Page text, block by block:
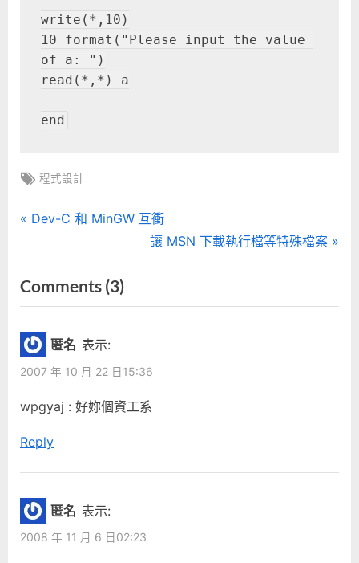
write(*,10)
10 format("Please input the value
of a: ")
read(*,*) a
end
Tags:
程式設計
文
導
覽
P
v
i
o
u
s
s
Dev-C 和 MinGW 互衝
N
t
s
讓 MSN 下載執行檔等特殊檔案
Comments (3)on
“Fortran
不
匿名 表示:
2007 年 10 月 22 日15:36
wpgyaj : 好妳個資工系
Reply
匿名 表示:
2008 年 11 月 6 日02:23